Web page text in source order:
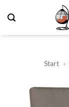
Inhalt
springen
Start »